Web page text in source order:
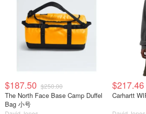
$187.50 $250.00
The North Face Base Camp Duffel
Bag 小号
$217.46